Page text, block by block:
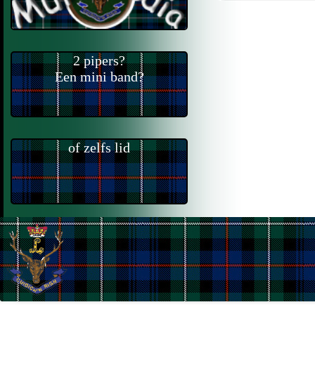
2 pipers?
Een mini band?
of zelfs lid